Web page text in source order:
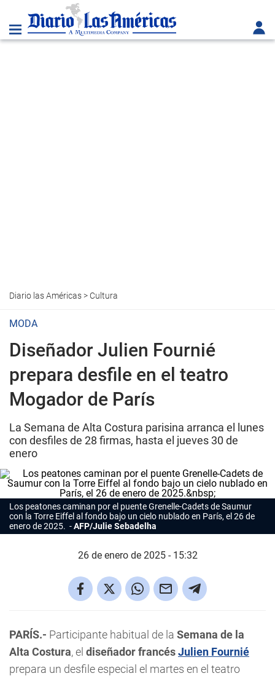
Diario las Américas> Cultura
MODA
Diseñador Julien Fournié
prepara desfile en el teatro
Mogador de París
La Semana de Alta Costura parisina arranca el lunes
con desfiles de 28 firmas, hasta el jueves 30 de
enero
Los peatones caminan por el puente Grenelle-Cadets de Saumur
con la Torre Eiffel al fondo bajo un cielo nublado en París, el 26 de
enero de 2025.
AFP/Julie Sebadelha
26 de enero de 2025 - 15:32
PARÍS.- Participante habitual de la Semana de la
Alta Costura, el diseñador francésJulien Fournié
prepara un desfile especial el martes en el teatro